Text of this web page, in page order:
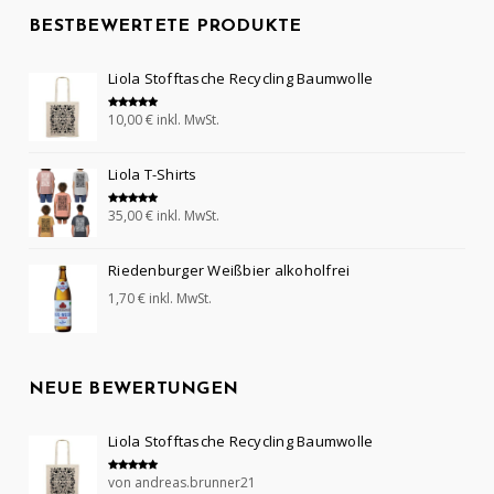
BESTBEWERTETE PRODUKTE
Liola Stofftasche Recycling Baumwolle
Bewertet mit
5.00
10,00€ inkl. MwSt.
Liola T-Shirts
Bewertet mit
5.00
35,00€ inkl. MwSt.
Riedenburger Weißbier alkoholfrei
1,70€ inkl. MwSt.
NEUE BEWERTUNGEN
Liola Stofftasche Recycling Baumwolle
Bewertet mit
von andreas.brunner21